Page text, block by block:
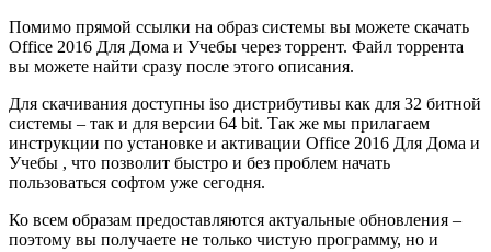
Помимо прямой ссылки на образ системы вы можете скачать
Office 2016 Для Дома и Учебы через торрент. Файл торрента
вы можете найти сразу после этого описания.
Для скачивания доступны iso дистрибутивы как для 32 битной
системы – так и для версии 64 bit. Так же мы прилагаем
инструкции по установке и активации Office 2016 Для Дома и
Учебы , что позволит быстро и без проблем начать
пользоваться софтом уже сегодня.
Ко всем образам предоставляются актуальные обновления –
поэтому вы получаете не только чистую программу, но и